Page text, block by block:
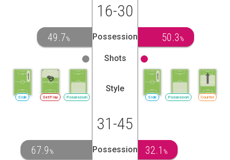
16-30
49.7% Possession 50.3 %
Shots
Possession
SetPlay
Side
Style
Side Possession Counter
31-45
67.9 % Possession 32.1 %